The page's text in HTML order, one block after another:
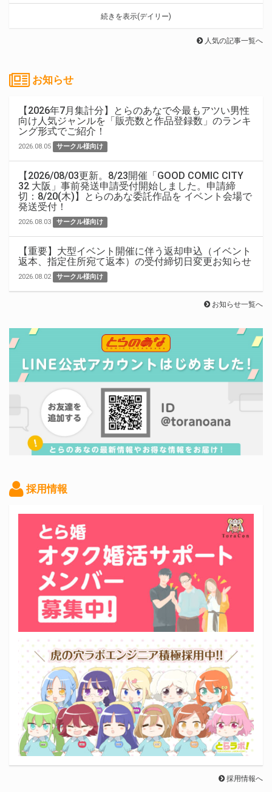
続きを表示(デイリー)
人気の記事一覧へ
お知らせ
【2026年7月集計分】とらのあなで今最もアツい男性
向け人気ジャンルを「販売数と作品登録数」のランキ
ング形式でご紹介！
2026.08.05 サークル様向け
【2026/08/03更新。8/23開催「GOOD COMIC CITY
32 大阪」事前発送申請受付開始しました。申請締
切：8/20(木)】とらのあな委託作品を イベント会場で
発送受付！
2026.08.03 サークル様向け
【重要】大型イベント開催に伴う返却申込（イベント
返本、指定住所宛て返本）の受付締切日変更お知らせ
2026.08.02 サークル様向け
お知らせ一覧へ
採用情報
採用情報へ